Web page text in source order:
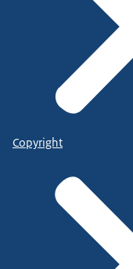
Copyright